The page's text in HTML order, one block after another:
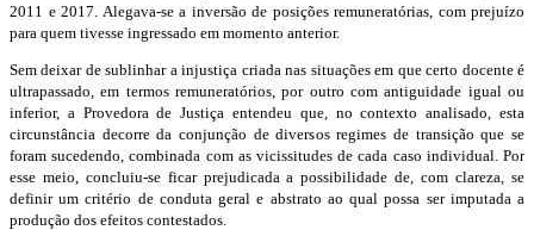
2011 e 2017. Alegava-se a inversão de posições remuneratórias, com prejuízo
para quem tivesse ingressado em momento anterior.
Sem deixar de sublinhar a injustiça criada nas situações em que certo docente é
ultrapassado, em termos remuneratórios, por outro com antiguidade igual ou
inferior, a Provedora de Justiça entendeu que, no contexto analisado, esta
circunstância decorre da conjunção de diversos regimes de transição que se
foram sucedendo, combinada com as vicissitudes de cada caso individual. Por
esse meio, concluiu-se ficar prejudicada a possibilidade de, com clareza, se
definir um critério de conduta geral e abstrato ao qual possa ser imputada a
produção dos efeitos contestados.